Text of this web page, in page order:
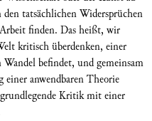
tatsächlichen Widersprüchen
finden. Das heißt, wir
kritisch überdenken, einer
befindet, und gemeinsam
anwendbaren Theorie
Kritik mit einer